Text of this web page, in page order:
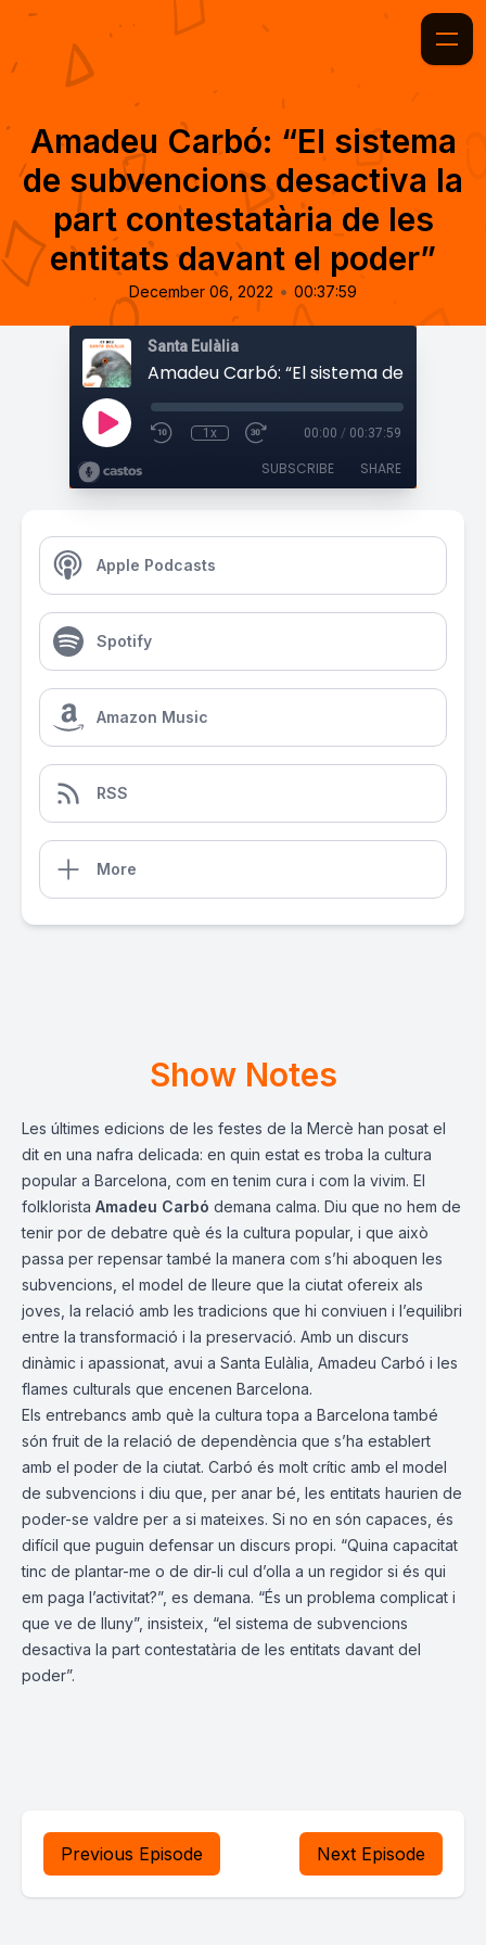
Amadeu Carbó: “El sistema
de subvencions desactiva la
part contestatària de les
entitats davant el poder”
December 06, 2022 • 00:37:59
Santa Eulàlia
1x 00:00 / 00:37:59
SUBSCRIBE SHARE
Apple Podcasts
Spotify
Amazon Music
RSS
More
Show Notes
Les últimes edicions de les festes de la Mercè han posat el
dit en una nafra delicada: en quin estat es troba la cultura
popular a Barcelona, com en tenim cura i com la vivim. El
folklorista Amadeu Carbó demana calma. Diu que no hem de
tenir por de debatre què és la cultura popular, i que això
passa per repensar també la manera com s’hi aboquen les
subvencions, el model de lleure que la ciutat ofereix als
joves, la relació amb les tradicions que hi conviuen i l’equilibri
entre la transformació i la preservació. Amb un discurs
dinàmic i apassionat, avui a Santa Eulàlia, Amadeu Carbó i les
flames culturals que encenen Barcelona.
Els entrebancs amb què la cultura topa a Barcelona també
són fruit de la relació de dependència que s’ha establert
amb el poder de la ciutat. Carbó és molt crític amb el model
de subvencions i diu que, per anar bé, les entitats haurien de
poder-se valdre per a si mateixes. Si no en són capaces, és
difícil que puguin defensar un discurs propi. “Quina capacitat
tinc de plantar-me o de dir-li cul d’olla a un regidor si és qui
em paga l’activitat?”, es demana. “És un problema complicat i
que ve de lluny”, insisteix, “el sistema de subvencions
desactiva la part contestatària de les entitats davant del
poder”.
Previous Episode Next Episode